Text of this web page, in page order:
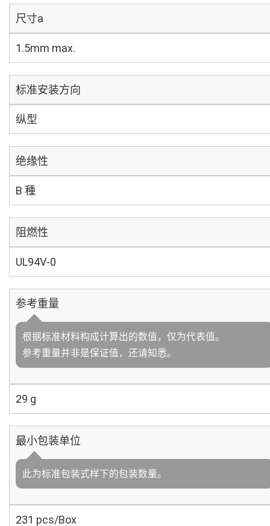
尺寸a
1.5mm max.
标准安装方向
纵型
绝缘性
B 種
阻燃性
UL94V-0
参考重量
根据标准材料构成计算出的数值，仅为代表值。
参考重量并非是保证值，还请知悉。
29 g
最小包装单位
此为标准包装式样下的包装数量。
231 pcs/Box